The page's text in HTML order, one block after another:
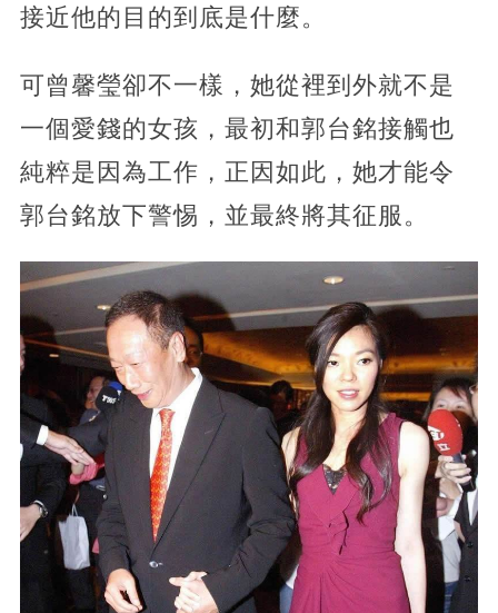
接近他的目的到底是什麼。
可曾馨瑩卻不一樣，她從裡到外就不是
一個愛錢的女孩，最初和郭台銘接觸也
純粹是因為工作，正因如此，她才能令
郭台銘放下警惕，並最終將其征服。